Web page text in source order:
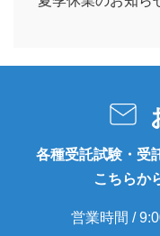
各種受託試験・受
こちらか
営業時間 /